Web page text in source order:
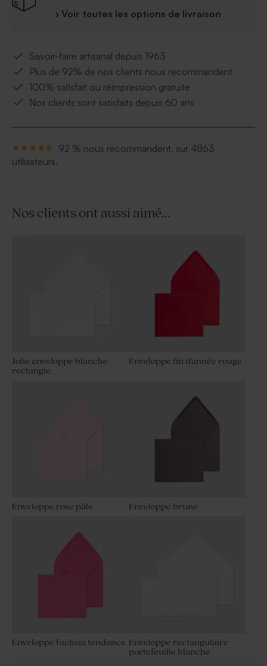
› Voir toutes les options de livraison
Savoir-faire artisanal depuis 1963
Plus de 92% de nos clients nous recommandent
100% satisfait ou réimpression gratuite
Nos clients sont satisfaits depuis 60 ans
92 % nous recommandent, sur 4863
utilisateurs.
Nos clients ont aussi aimé...
Jolie enveloppe blanche
rectangle
Enveloppe fin d'année rouge
Enveloppe rose pâle Enveloppe brune
Enveloppe fuchsia tendance Enveloppe rectangulaire
portefeuille blanche